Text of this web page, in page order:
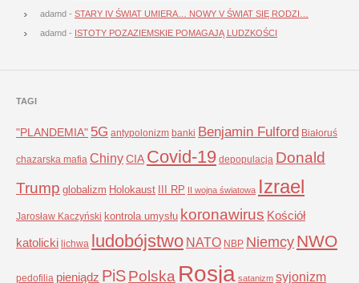
adamd - STARY IV ŚWIAT UMIERA… NOWY V ŚWIAT SIĘ RODZI…
adamd - ISTOTY POZAZIEMSKIE POMAGAJĄ LUDZKOŚCI
TAGI
"PLANDEMIA" 5G antypolonizm banki Benjamin Fulford Białoruś
chazarska mafia ChinyCIA Covid-19 depopulacja Donald
Trump globalizm Holokaust III RP II wojna światowa Izrael
Jarosław Kaczyński kontrola umysłu koronawirus Kościół
katolicki lichwa ludobójstwo NATO NBP NiemcyNWO
pedofilia pieniądz PiSPolska Rosja satanizm syjonizm